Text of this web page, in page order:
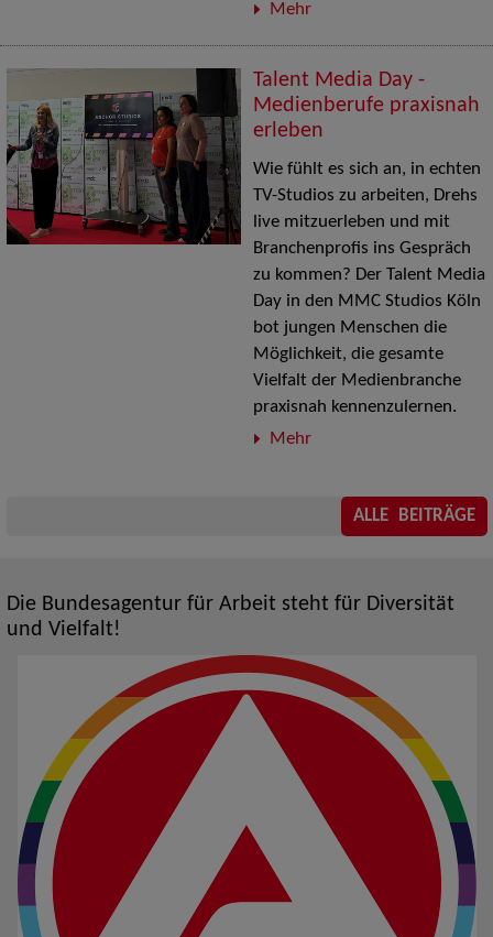
Mehr
Talent Media Day -
Medienberufe praxisnah
erleben
Wie fühlt es sich an, in echten
TV-Studios zu arbeiten, Drehs
live mitzuerleben und mit
Branchenprofis ins Gespräch
zu kommen? Der Talent Media
Day in den MMC Studios Köln
bot jungen Menschen die
Möglichkeit, die gesamte
Vielfalt der Medienbranche
praxisnah kennenzulernen.
Mehr
ALLE BEITRÄGE
Die Bundesagentur für Arbeit steht für Diversität
und Vielfalt!